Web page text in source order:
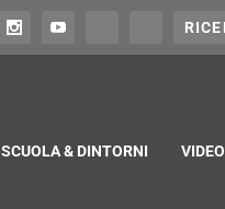
SCUOLA & DINTORNI VIDEO